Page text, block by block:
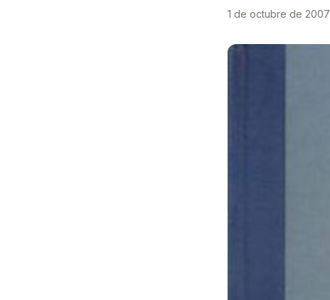
1 de octubre de 2007